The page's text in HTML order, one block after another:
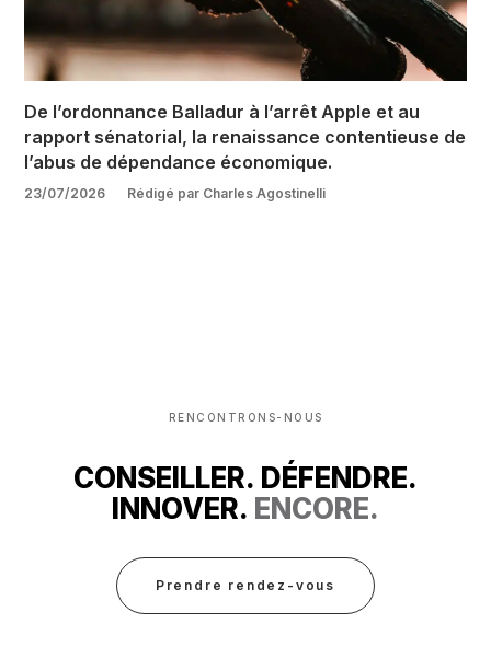
De l’ordonnance Balladur à l’arrêt Apple et au
rapport sénatorial, la renaissance contentieuse de
l’abus de dépendance économique.
23/07/2026 Rédigé par Charles Agostinelli
RENCONTRONS-NOUS
CONSEILLER. DÉFENDRE.
INNOVER. ENCORE.
Prendre rendez-vous